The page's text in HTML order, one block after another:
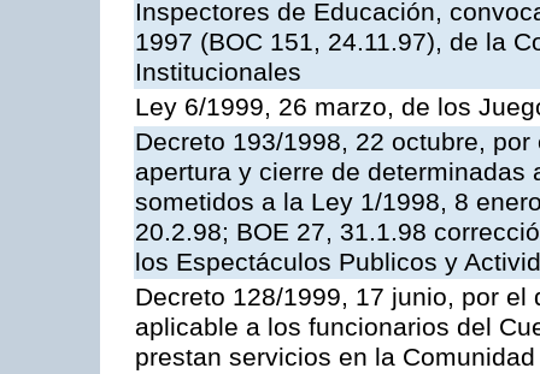
Inspectores de Educación,
1997 (BOC 151, 24.11.97), de la
Institucionales
Ley 6/1999, 26 marzo, de los
Decreto 193/1998, 22 octubre,
apertura y cierre de
sometidos a la Ley 1/1998, 8
20.2.98; BOE 27, 31.1.98
los Espectáculos Publicos y
Decreto 128/1999, 17 junio, por
aplicable a los funcionarios del
prestan servicios en la